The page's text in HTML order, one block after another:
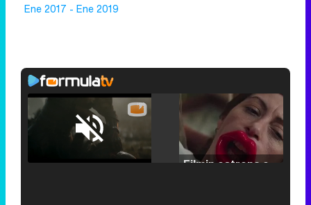
Ene 2017 - Ene 2019
Unmute /